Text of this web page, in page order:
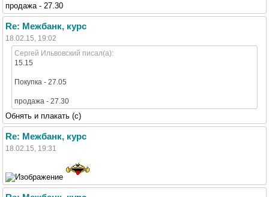
продажа - 27.30
Re: Межбанк, курс
18.02.15, 19:02
Сергей Ильвовский писал(а):
15.15
Покупка - 27.05
продажа - 27.30
Обнять и плакать (с)
Re: Межбанк, курс
18.02.15, 19:31